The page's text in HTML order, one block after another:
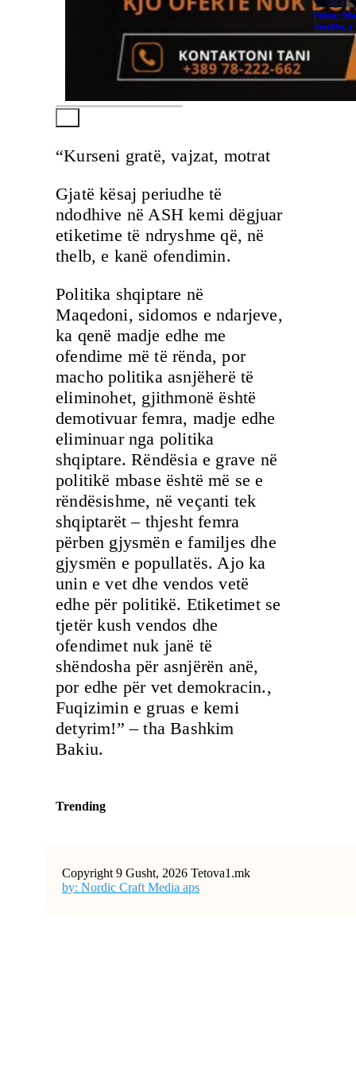
“Kurseni gratë, vajzat, motrat
Gjatë kësaj periudhe të
ndodhive në ASH kemi dëgjuar
etiketime të ndryshme që, në
thelb, e kanë ofendimin.
Politika shqiptare në
Maqedoni, sidomos e ndarjeve,
ka qenë madje edhe me
ofendime më të rënda, por
macho politika asnjëherë të
eliminohet, gjithmonë është
demotivuar femra, madje edhe
eliminuar nga politika
shqiptare. Rëndësia e grave në
politikë mbase është më se e
rëndësishme, në veçanti tek
shqiptarët – thjesht femra
përben gjysmën e familjes dhe
gjysmën e popullatës. Ajo ka
unin e vet dhe vendos vetë
edhe për politikë. Etiketimet se
tjetër kush vendos dhe
ofendimet nuk janë të
shëndosha për asnjërën anë,
por edhe për vet demokracin.,
Fuqizimin e gruas e kemi
detyrim!” – tha Bashkim
Bakiu.
Trending
Fidan:
Saudite,
Copyright 9 Gusht, 2026 Tetova1.mk
by: Nordic Craft Media aps